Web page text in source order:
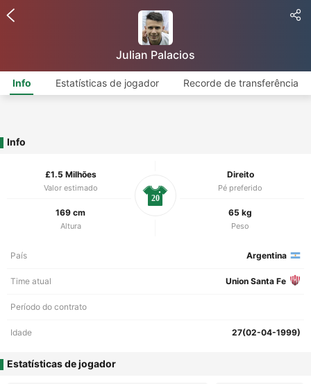
Julian Palacios
Info Estatísticas de jogador Recorde de transferência
Info
£1.5 Milhões
Valor estimado
Direito
Pé preferido
169 cm
Altura
65 kg
Peso
20
País Argentina
Time atual Union Santa Fe
Período do contrato
Idade 27(02-04-1999)
Estatísticas de jogador